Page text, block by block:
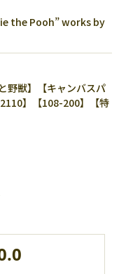
the Pooh” works by
野獣】【キャンバスパ
】【108-200】【特